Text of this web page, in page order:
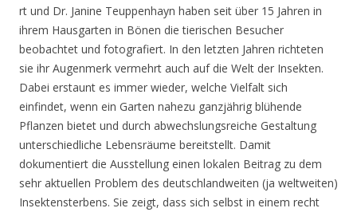
rt und Dr. Janine Teuppenhayn haben seit über 15 Jahren in
ihrem Hausgarten in Bönen die tierischen Besucher
beobachtet und fotografiert. In den letzten Jahren richteten
sie ihr Augenmerk vermehrt auch auf die Welt der Insekten.
Dabei erstaunt es immer wieder, welche Vielfalt sich
einfindet, wenn ein Garten nahezu ganzjährig blühende
Pflanzen bietet und durch abwechslungsreiche Gestaltung
unterschiedliche Lebensräume bereitstellt. Damit
dokumentiert die Ausstellung einen lokalen Beitrag zu dem
sehr aktuellen Problem des deutschlandweiten (ja weltweiten)
Insektensterbens. Sie zeigt, dass sich selbst in einem recht